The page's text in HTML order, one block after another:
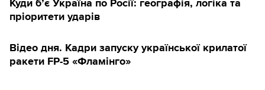
Куди б’є Україна по Росії: географія, логіка та
пріоритети ударів
Відео дня. Кадри запуску української крилатої
ракети FP-5 «Фламінго»